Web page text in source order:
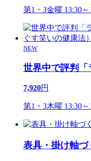
第1・3金曜 13:30～
NEW
世界中で評判
7,920円
第1・3木曜 13:30～
表具・掛け軸づ